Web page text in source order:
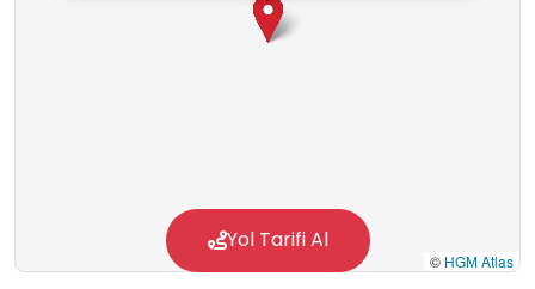
© HGM Atlas
Yol Tarifi Al